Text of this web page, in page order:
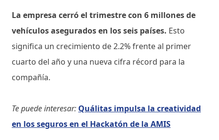
La empresa cerró el trimestre con 6 millones de
vehículos asegurados en los seis países. Esto
significa un crecimiento de 2.2% frente al primer
cuarto del año y una nueva cifra récord para la
compañía.
Te puede interesar: Quálitas impulsa la creatividad
en los seguros en el Hackatón de la AMIS